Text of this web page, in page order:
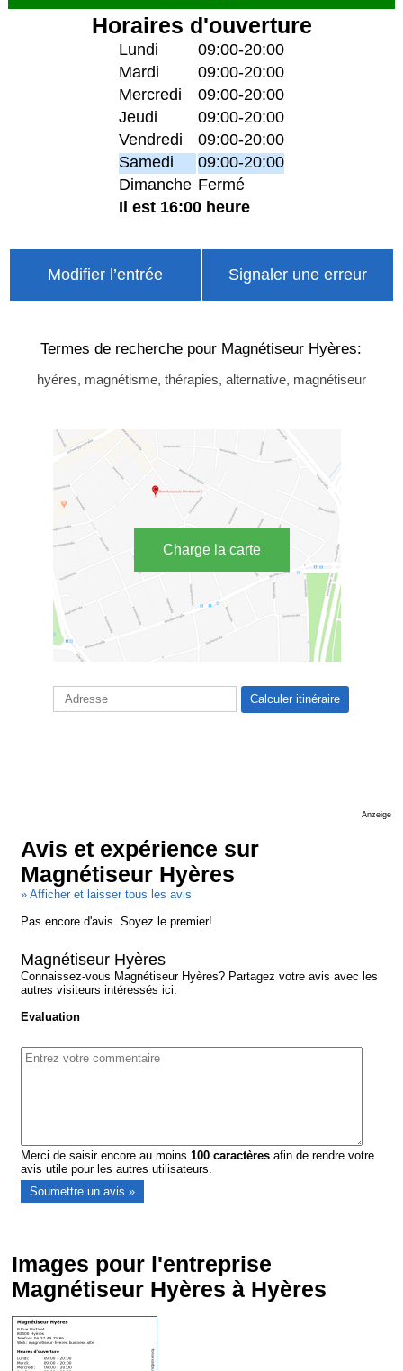
Horaires d'ouverture
Lundi
09:00-20:00
Mardi
09:00-20:00
Mercredi
09:00-20:00
Jeudi
09:00-20:00
Vendredi
09:00-20:00
Samedi
09:00-20:00
Dimanche Fermé
Il est 16:00 heure
Modifier l’entrée Signaler une erreur
Termes de recherche pour Magnétiseur Hyères:
hyéres, magnétisme, thérapies, alternative, magnétiseur
Charge la carte
Anzeige
Avis et expérience sur
Magnétiseur Hyères
» Afficher et laisser tous les avis
Pas encore d'avis. Soyez le premier!
Magnétiseur Hyères
Connaissez-vous Magnétiseur Hyères? Partagez votre avis avec les
autres visiteurs intéressés ici.
Evaluation
Merci de saisir encore au moins100 caractères afin de rendre votre
avis utile pour les autres utilisateurs.
Images pour l'entreprise
Magnétiseur Hyères à Hyères